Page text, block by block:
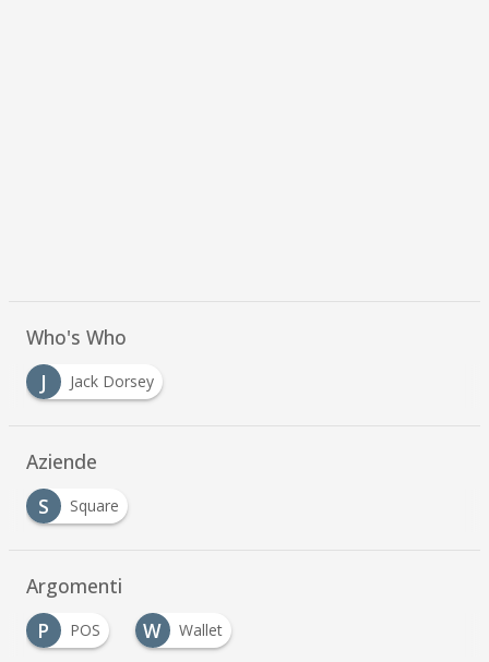
Who's Who
J
Jack Dorsey
Aziende
S
Square
Argomenti
P
POS W Wallet